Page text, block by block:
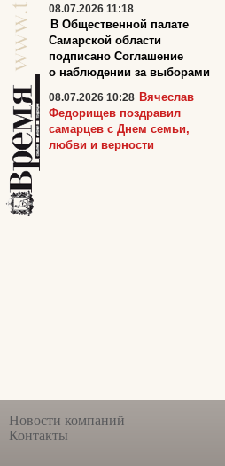
08.07.2026 11:18
В Общественной палате
Самарской области
подписано Соглашение
о наблюдении за выборами
08.07.2026 10:28 Вячеслав
Федорищев поздравил
самарцев с Днем семьи,
любви и верности
Новости компаний
Контакты